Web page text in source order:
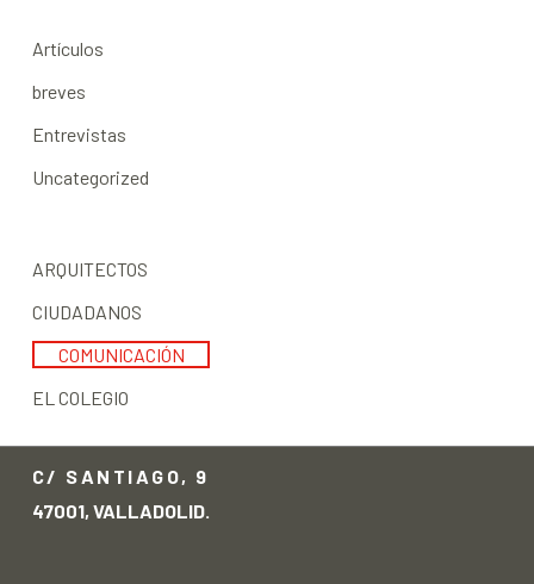
Artículos
breves
Entrevistas
Uncategorized
ARQUITECTOS
CIUDADANOS
COMUNICACIÓN
EL COLEGIO
C/ SANTIAGO, 9
47001, VALLADOLID.